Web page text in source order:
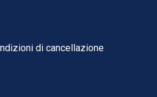
di cancellazione